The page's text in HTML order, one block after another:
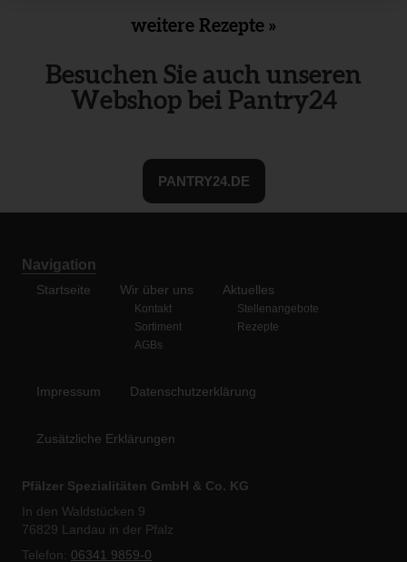
weitere Rezepte »
Besuchen Sie auch unseren
Webshop bei Pantry24
PANTRY24.DE
Navigation
Startseite Wir über uns
Kontakt
Sortiment
AGBs
Aktuelles
Stellenangebote
Rezepte
Impressum Datenschutzerklärung
Zusätzliche Erklärungen
Pfälzer Spezialitäten GmbH & Co. KG
In den Waldstücken 9
76829 Landau in der Pfalz
Telefon: 06341 9859-0